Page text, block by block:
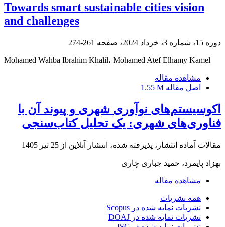
Towards smart sustainable cities vision
and challenges
دوره 15، شماره 3، خرداد 2024، صفحه 261-274
Mohamed Wahba Ibrahim Khalil، Mohamed Atef Elhamy Kamel
مشاهده مقاله
اصل مقاله 1.55 M
اکوسیستم‌های نوآوری شهری و پیوند آن با
فناوری‌های شهری: یک تحلیل کتاب‌سنجی
مقالات آماده انتشار، پذیرفته شده، انتشار آنلاین از 25 تیر 1405
بهزاد پایمرد، حمید جباری چاری
مشاهده مقاله
همه نشریات
نشریات نمایه شده در Scopus
نشریات نمایه شده در DOAJ